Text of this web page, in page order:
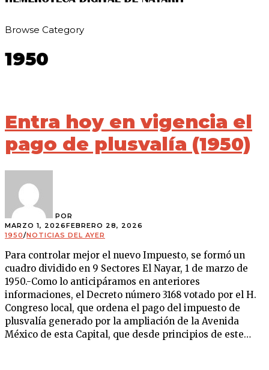
Browse Category
1950
Entra hoy en vigencia el
pago de plusvalía (1950)
POR
MARZO 1, 2026FEBRERO 28, 2026
1950/NOTICIAS DEL AYER
Para controlar mejor el nuevo Impuesto, se formó un
cuadro dividido en 9 Sectores El Nayar, 1 de marzo de
1950.-Como lo anticipáramos en anteriores
informaciones, el Decreto número 3168 votado por el H.
Congreso local, que ordena el pago del impuesto de
plusvalía generado por la ampliación de la Avenida
México de esta Capital, que desde principios de este…